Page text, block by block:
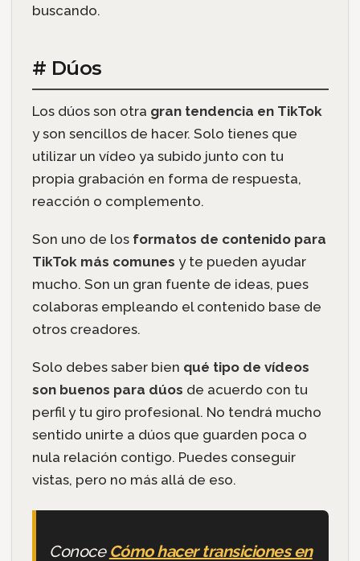
buscando.
# Dúos
Los dúos son otra gran tendencia en TikTok
y son sencillos de hacer. Solo tienes que
utilizar un vídeo ya subido junto con tu
propia grabación en forma de respuesta,
reacción o complemento.
Son uno de los formatos de contenido para
TikTok más comunes y te pueden ayudar
mucho. Son un gran fuente de ideas, pues
colaboras empleando el contenido base de
otros creadores.
Solo debes saber bien qué tipo de vídeos
son buenos para dúos de acuerdo con tu
perfil y tu giro profesional. No tendrá mucho
sentido unirte a dúos que guarden poca o
nula relación contigo. Puedes conseguir
vistas, pero no más allá de eso.
Conoce Cómo hacer transiciones en